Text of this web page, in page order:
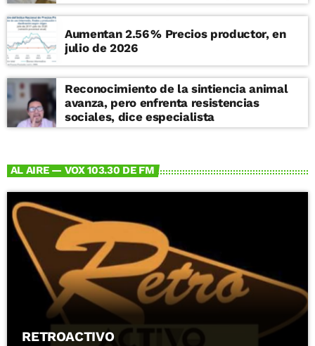
Aumentan 2.56 % Precios productor, en
julio de 2026
Reconocimiento de la sintiencia animal
avanza, pero enfrenta resistencias
sociales, dice especialista
AL AIRE — VOX 103.30 DE FM
RETROACTIVO